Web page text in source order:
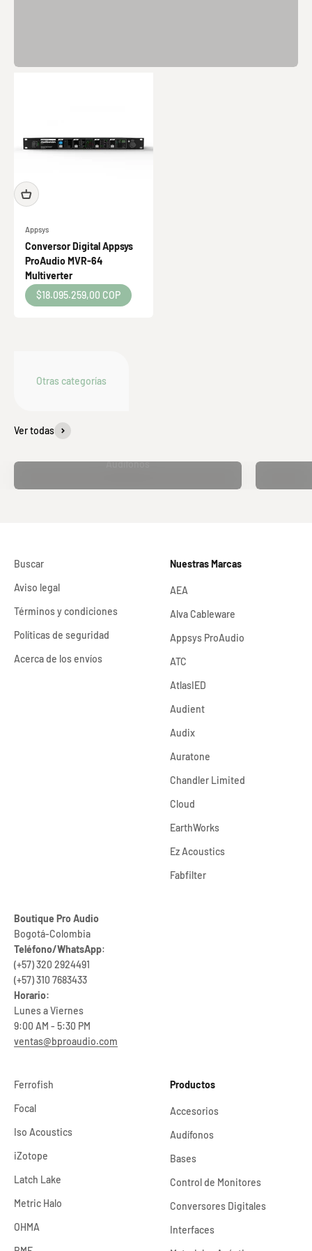
Appsys
Conversor Digital Appsys
ProAudio MVR-64
Multiverter
Precio de oferta
$18.095.259,00 COP
Ver todas
Audífonos
Buscar
Aviso legal
Términos y condiciones
Políticas de seguridad
Acerca de los envíos
Boutique Pro Audio
Bogotá-Colombia
Teléfono/WhatsApp:
(+57) 320 2924491
(+57) 310 7683433
Horario:
Lunes a Viernes
9:00 AM - 5:30 PM
ventas@bproaudio.com
Nuestras Marcas
AEA
Alva Cableware
Appsys ProAudio
ATC
AtlasIED
Audient
Audix
Auratone
Chandler Limited
Cloud
EarthWorks
Ez Acoustics
Fabfilter
Ferrofish
Focal
Iso Acoustics
iZotope
Latch Lake
Metric Halo
OHMA
Productos
Accesorios
Audífonos
Bases
Control de Monitores
Conversores Digitales
Interfaces